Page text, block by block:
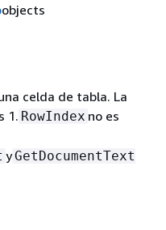
objects
celda de tabla. La
1. RowIndex no es
yGetDocumentText